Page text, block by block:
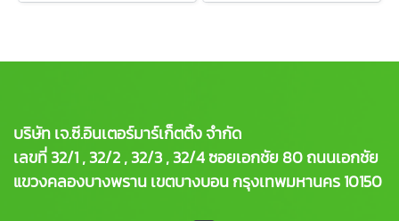
บริษัท เจ.ซี.อินเตอร์มาร์เก็ตติ้ง จำกัด
เลขที่ 32/1 , 32/2 , 32/3 , 32/4 ซอยเอกชัย 80 ถนนเอกชัย
แขวงคลองบางพราน เขตบางบอน กรุงเทพมหานคร 10150